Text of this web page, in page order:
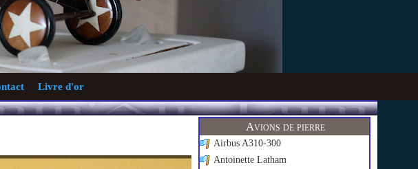
Livre d'or
Avions de pierre
Airbus A310-300
Antoinette Latham